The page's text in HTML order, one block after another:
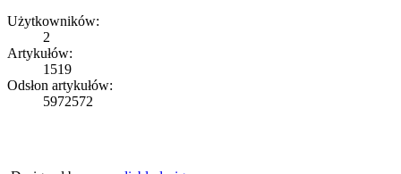
Użytkowników:
2
Artykułów:
1519
Odsłon artykułów:
5972572